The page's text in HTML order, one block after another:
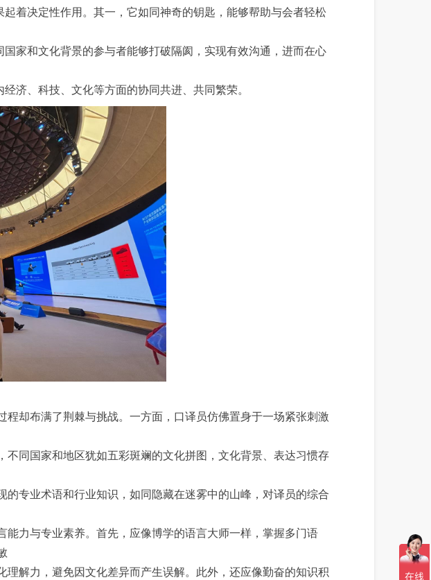
着决定性作用。其一，它如同神奇的钥匙，能够帮助与会者轻松
家和文化背景的参与者能够打破隔阂，实现有效沟通，进而在心
济、科技、文化等方面的协同共进、共同繁荣。
却布满了荆棘与挑战。一方面，口译员仿佛置身于一场紧张刺激
同国家和地区犹如五彩斑斓的文化拼图，文化背景、表达习惯存
专业术语和行业知识，如同隐藏在迷雾中的山峰，对译员的综合
力与专业素养。首先，应像博学的语言大师一样，掌握多门语
解力，避免因文化差异而产生误解。此外，还应像勤奋的知识积